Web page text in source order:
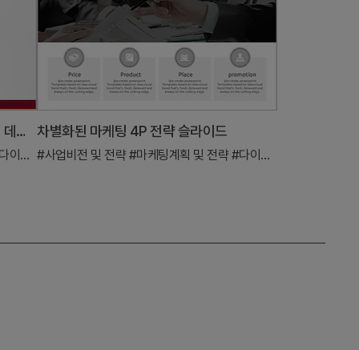
헌혈 마케팅전략 다이어그램 – 효과적 데이터 시각화
어그램
차별화된 마케팅 4P 전략 슬라이드
#사업비전 및 전략 #마케팅계획 및 전략 #다이어그램